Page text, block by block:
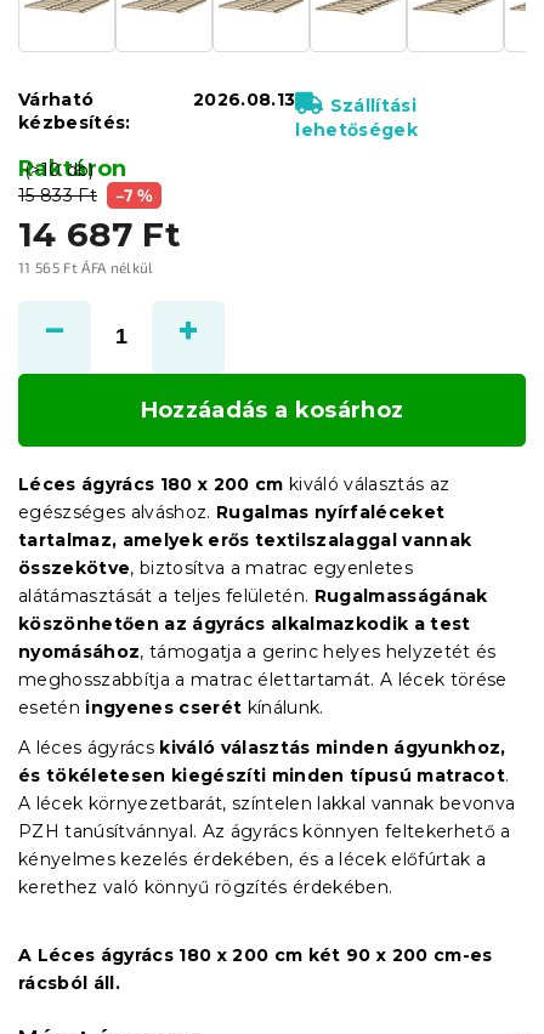
15 833 Ft –7 %
14 687 Ft
11 565 Ft ÁFA nélkül
Raktáron
(>10 db)
Várható
kézbesítés:
2026.08.13
Szállítási
lehetőségek
Hozzáadás a kosárhoz
Léces ágyrács 180 x 200 cm kiváló választás az
egészséges alváshoz. Rugalmas nyírfaléceket
tartalmaz, amelyek erős textilszalaggal vannak
összekötve, biztosítva a matrac egyenletes
alátámasztását a teljes felületén. Rugalmasságának
köszönhetően az ágyrács alkalmazkodik a test
nyomásához, támogatja a gerinc helyes helyzetét és
meghosszabbítja a matrac élettartamát. A lécek törése
esetén ingyenes cserét kínálunk.
A léces ágyrács kiváló választás minden ágyunkhoz,
és tökéletesen kiegészíti minden típusú matracot.
A lécek környezetbarát, színtelen lakkal vannak bevonva
PZH tanúsítvánnyal. Az ágyrács könnyen feltekerhető a
kényelmes kezelés érdekében, és a lécek előfúrtak a
kerethez való könnyű rögzítés érdekében.
A Léces ágyrács 180 x 200 cm két 90 x 200 cm-es
rácsból áll.